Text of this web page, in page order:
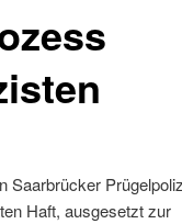
Saar­brück­er
Haft, aus­ge­set­zt zur